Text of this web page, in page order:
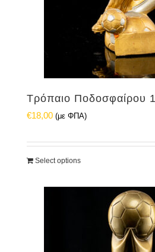
Τρόπαιο Ποδοσφαίρου
€18,00 (με ΦΠΑ)
Select options